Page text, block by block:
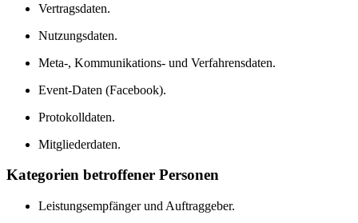
Vertragsdaten.
Nutzungsdaten.
Meta-, Kommunikations- und Verfahrensdaten.
Event-Daten (Facebook).
Protokolldaten.
Mitgliederdaten.
Kategorien betroffener Personen
Leistungsempfänger und Auftraggeber.